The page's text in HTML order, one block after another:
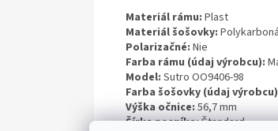
Materiál rámu: Plast
Materiál šošovky:
Polarizačné: Nie
Farba rámu (údaj výrobcu):
Model: Sutro OO9406-98
Farba šošovky (údaj
Výška očnice:56,7 mm
Šírka nosníka:Štandard